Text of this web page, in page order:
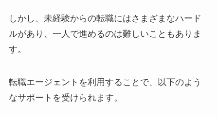
しかし、未経験からの転職にはさまざまなハード
ルがあり、一人で進めるのは難しいこともありま
す。
転職エージェントを利用することで、以下のよう
なサポートを受けられます。